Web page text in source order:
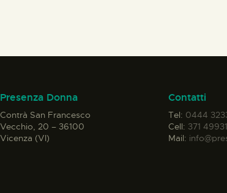
Presenza Donna
Contrà San Francesco
Vecchio, 20 – 36100
Vicenza (VI)
Contatti
Tel: 0444
Cell: 371
Mail: